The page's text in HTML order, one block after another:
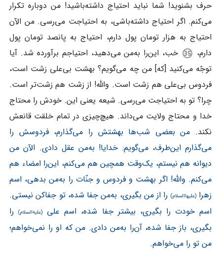
حرف بشنوید! شما نباید احتیاج داشته‌باشید! من دوباره تکرار
می‌کنم. اگر احتیاج داشته‌باشی، به احتیاجت می‌رسی. من الآن
احتیاج به هزار تومان پول دارم، احتیاج به پانصد تومان پول
دارم،
خب، این‌را به‌من می‌دهید، احتیاجم برآورده شد. آیا
توجّه می‌کنید [که] من چه می‌گویم؟ بهشت بی‌علی زشت است،
فردوس بی‌علی هم زشت است. والله! از زشت هم زشت‌تر است.
چرا؟ تو به احتیاجت می‌رسی. شیعه یعنی این. خودش را محتاج
خدا و محتاج ولایت می‌داند. هیچ‌چیزی در تمام خلقت قانعش
نکند. من بعضی شب‌ها بهشتش را می‌گذارم، فردوسش را
می‌گذارم این‌طرف، می‌گویم: خدایا! به‌من عقل دادی. الآن من
دیوانه هم نیستم، یک‌وقت همچین هم می‌کنم، این‌را امضاء هم
می‌کنم. والله! اگر بهشت و فردوس و جنّات را به‌من بدهی، اسم
زهرا(علیهاالسلام) را از من بگیری، به‌من جفا شده، تو جفاکن نیستی.
اسم خودت را بگیری، بیشتر جفا شده، اسم علی
(علیه‌السلام)را
بگیری، باز جفا شده، آن‌را به‌من دادی. من که او را نمی‌خواهم؛
من تو را می‌خواهم.